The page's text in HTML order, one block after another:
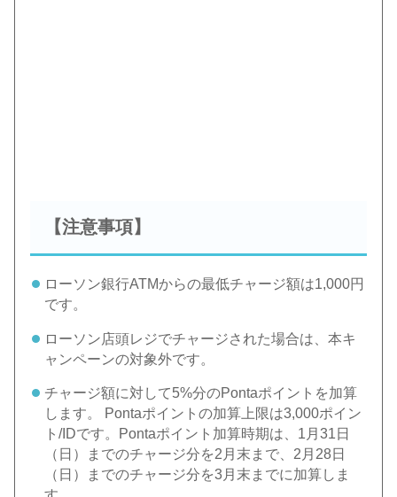
【注意事項】
ローソン銀行ATMからの最低チャージ額は1,000円
です。
ローソン店頭レジでチャージされた場合は、本キ
ャンペーンの対象外です。
チャージ額に対して5%分のPontaポイントを加算
します。 Pontaポイントの加算上限は3,000ポイン
ト/IDです。Pontaポイント加算時期は、1月31日
（日）までのチャージ分を2月末まで、2月28日
（日）までのチャージ分を3月末までに加算しま